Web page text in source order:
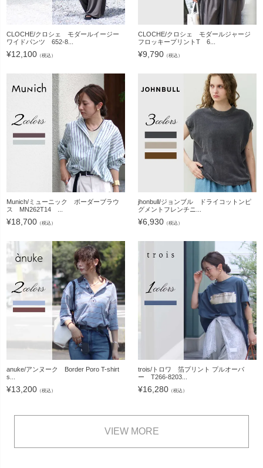
CLOCHE/クロシェ モダールイージー
ワイドパンツ 652-8...
¥12,100 （税込）
CLOCHE/クロシェ モダールジャージ
フロッキープリントT 6...
¥9,790 （税込）
Munich/ミューニック ボーダーブラウ
ス MN262T14 ...
¥18,700 （税込）
jhonbull/ジョンブル ドライコットンピ
グメントフレンチニ...
¥6,930 （税込）
anuke/アンヌーク Border Poro T-shirt
s...
¥13,200 （税込）
trois/トロワ 箔プリント プルオーバ
ー T266-8203...
¥16,280 （税込）
VIEW MORE